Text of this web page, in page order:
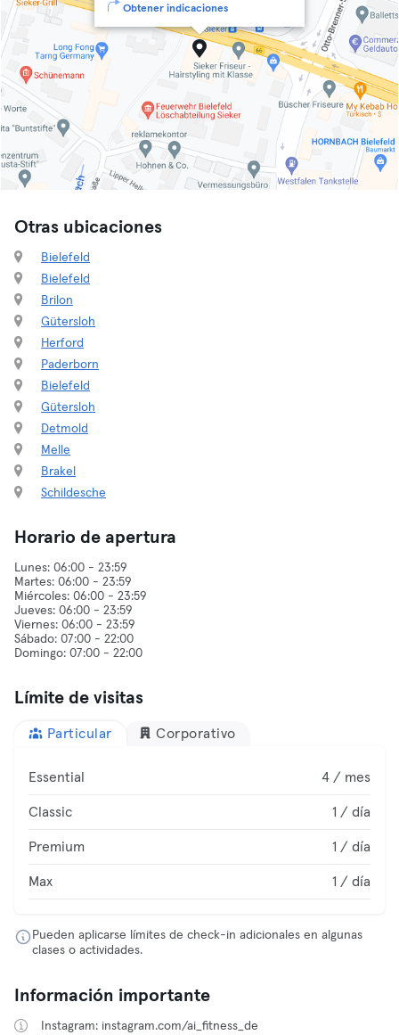
Obtener indicaciones
Otras ubicaciones
Bielefeld
Bielefeld
Brilon
Gütersloh
Herford
Paderborn
Bielefeld
Gütersloh
Detmold
Melle
Brakel
Schildesche
Horario de apertura
Lunes: 06:00 - 23:59
Martes: 06:00 - 23:59
Miércoles: 06:00 - 23:59
Jueves: 06:00 - 23:59
Viernes: 06:00 - 23:59
Sábado: 07:00 - 22:00
Límite de visitas
Particular Corporativo
Essential 4 / mes
Classic 1 / día
Premium 1 / día
Max 1 / día
Pueden aplicarse límites de check-in adicionales en algunas
clases o actividades.
Información importante
Instagram: instagram.com/ai_fitness_de